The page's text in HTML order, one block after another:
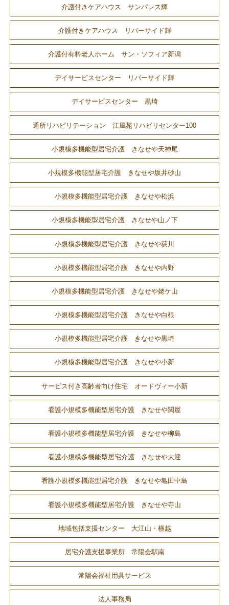
介護付きケアハウス サンパレス輝
介護付きケアハウス リバーサイド輝
介護付有料老人ホーム サン・ソフィア新潟
デイサービスセンター リバーサイド輝
デイサービスセンター 黒埼
通所リハビリテーション 江風苑リハビリセンター100
小規模多機能型居宅介護 きなせや天神尾
小規模多機能型居宅介護 きなせや坂井砂山
小規模多機能型居宅介護 きなせや松浜
小規模多機能型居宅介護 きなせや山ノ下
小規模多機能型居宅介護 きなせや荻川
小規模多機能型居宅介護 きなせや内野
小規模多機能型居宅介護 きなせや姥ケ山
小規模多機能型居宅介護 きなせや白根
小規模多機能型居宅介護 きなせや黒埼
小規模多機能型居宅介護 きなせや小新
サービス付き高齢者向け住宅 オードヴィー小新
看護小規模多機能型居宅介護 きなせや関屋
看護小規模多機能型居宅介護 きなせや柳島
看護小規模多機能型居宅介護 きなせや大迎
看護小規模多機能型居宅介護 きなせや亀田中島
看護小規模多機能型居宅介護 きなせや寺山
地域包括支援センター 大江山・横越
居宅介護支援事業所 常陽会駅南
常陽会福祉用具サービス
法人事務局